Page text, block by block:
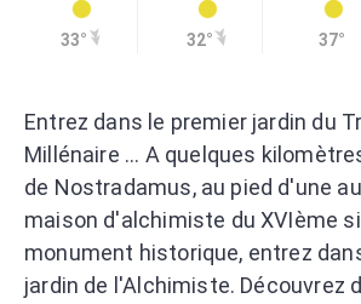
33° 32° 37°
Entrez dans le premier jardin du
Millénaire ... A quelques
de Nostradamus, au pied d'une
maison d'alchimiste du XVIème
monument historique, entrez
jardin de l'Alchimiste. Découvrez